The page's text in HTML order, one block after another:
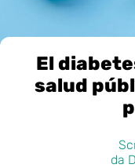
El
salud
da